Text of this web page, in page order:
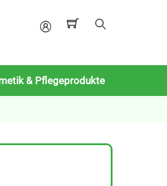
Mein
& Pflegeprodukte